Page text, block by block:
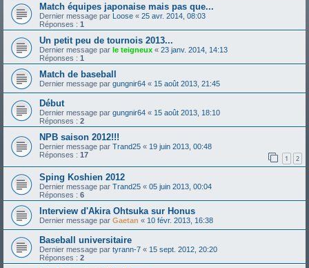
Match équipes japonaise mais pas que...
Dernier message par Loose « 25 avr. 2014, 08:03
Réponses : 1
Un petit peu de tournois 2013...
Dernier message par le teigneux « 23 janv. 2014, 14:13
Réponses : 1
Match de baseball
Dernier message par gungnir64 « 15 août 2013, 21:45
Début
Dernier message par gungnir64 « 15 août 2013, 18:10
Réponses : 2
NPB saison 2012!!!
Dernier message par Trand25 « 19 juin 2013, 00:48
Réponses : 17 1 2
Sping Koshien 2012
Dernier message par Trand25 « 05 juin 2013, 00:04
Réponses : 6
Interview d'Akira Ohtsuka sur Honus
Dernier message par Gaetan « 10 févr. 2013, 16:38
Baseball universitaire
Dernier message par tyrann-7 « 15 sept. 2012, 20:20
Réponses : 2